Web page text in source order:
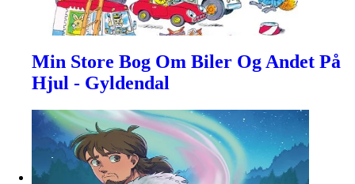
Min Store Bog Om Biler Og Andet På
Hjul - Gyldendal